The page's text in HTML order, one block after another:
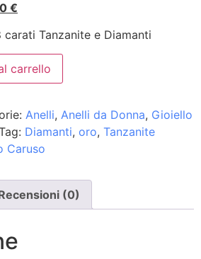
€
Tanzanite e Diamanti
carrello
Anelli, Anelli da Donna, Gioiello
Diamanti, oro, Tanzanite
Caruso
(0)